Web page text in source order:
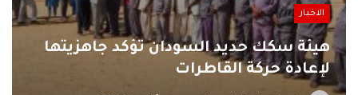
الاخبار
هيئة سكك حديد السودان تؤكد جاهزيتها
لإعادة حركة القاطرات